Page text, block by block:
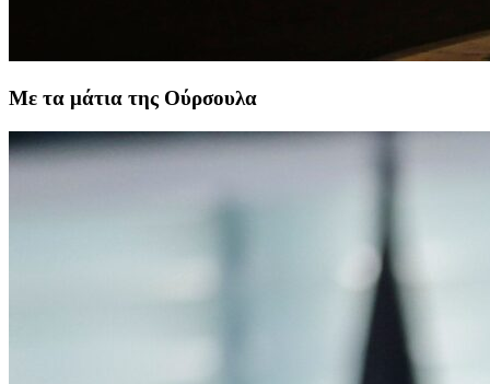
Με τα μάτια της Ούρσουλα